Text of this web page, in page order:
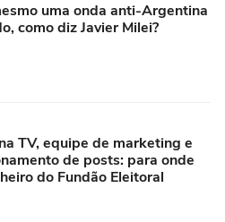
uma onda anti-Argentina
como diz Javier Milei?
TV, equipe de marketing e
de posts: para onde
do Fundão Eleitoral